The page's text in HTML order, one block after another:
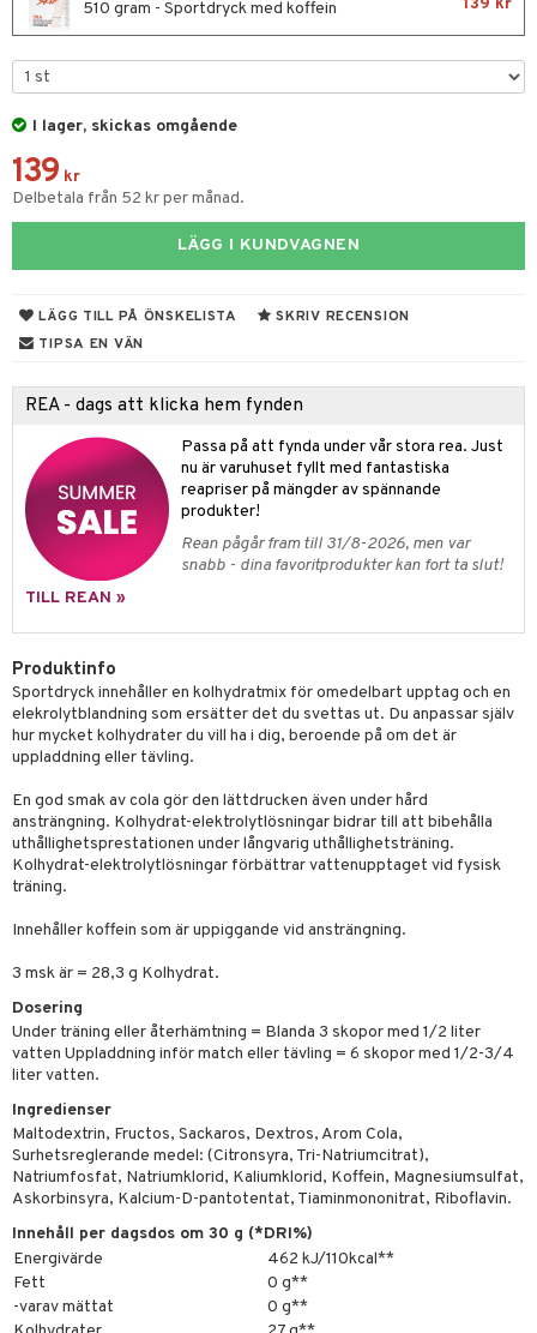
510 gram - Sportdryck med koffein 139 kr
I lager, skickas omgående
139 kr
Delbetala från 52 kr per månad.
LÄGG I KUNDVAGNEN
LÄGG TILL PÅ ÖNSKELISTA
SKRIV RECENSION
TIPSA EN VÄN
REA - dags att klicka hem fynden
Passa på att fynda under vår stora rea. Just
nu är varuhuset fyllt med fantastiska
reapriser på mängder av spännande
produkter!
Rean pågår fram till 31/8-2026, men var
snabb - dina favoritprodukter kan fort ta slut!
TILL REAN »
Produktinfo
Sportdryck innehåller en kolhydratmix för omedelbart upptag och en
elekrolytblandning som ersätter det du svettas ut. Du anpassar själv
hur mycket kolhydrater du vill ha i dig, beroende på om det är
uppladdning eller tävling.
En god smak av cola gör den lättdrucken även under hård
ansträngning. Kolhydrat-elektrolytlösningar bidrar till att bibehålla
uthål­lighetsprestationen under långvarig uthållighetsträning.
Kolhydrat-elektrolytlösningar förbättrar vattenupptaget vid fysisk
träning.
Innehåller koffein som är uppiggande vid ansträngning.
3 msk är = 28,3 g Kolhydrat.
Dosering
Under träning eller återhämtning = Blanda 3 skopor med 1/2 liter
vatten Uppladdning inför match eller tävling = 6 skopor med 1/2-3/4
liter vatten.
Ingredienser
Maltodextrin, Fructos, Sackaros, Dextros, Arom Cola,
Surhetsreglerande medel: (Citronsyra, Tri-Natriumcitrat),
Natriumfosfat, Natriumklorid, Kaliumklorid, Koffein, Magnesiumsulfat,
Askorbinsyra, Kalcium-D-pantotentat, Tiaminmononitrat, Riboflavin.
Innehåll per dagsdos om 30 g (*DRI%)
Energivärde
462 kJ/110kcal**
Fett
0 g**
-varav mättat
0 g**